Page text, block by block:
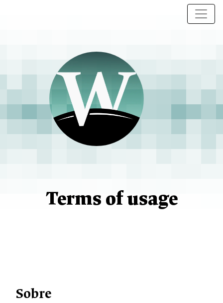
Terms of usage
Sobre